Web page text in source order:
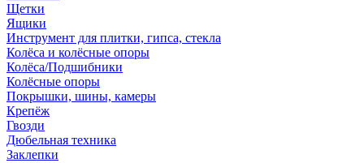
Щетки
Ящики
Инструмент для плитки, гипса, стекла
Колёса и колёсные опоры
Колёса/Подшибники
Колёсные опоры
Покрышки, шины, камеры
Крепёж
Гвозди
Дюбельная техника
Заклепки